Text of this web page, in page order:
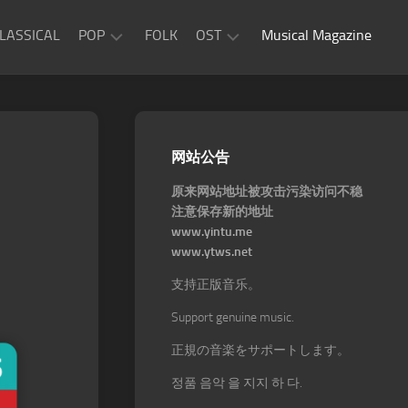
POP FOLK OST
OST
Musical Magazine
网站公告
原来网站地址被攻击污染访问不稳
注意保存新的地址
www.yintu.me
www.ytws.net
支持正版音乐。
Support genuine music.
正規の音楽をサポートします。
정품 음악 을 지지 하 다.